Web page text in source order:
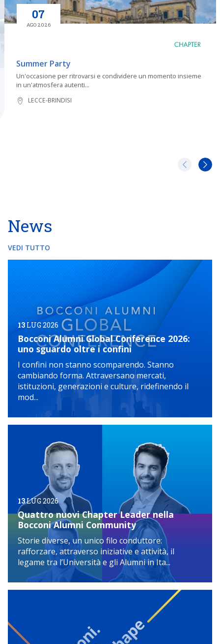
07
AGO 2026
Summer Party
Un'occasione per ritrovarsi e condividere un momento insieme
in un'atmosfera autenti...
LECCE-BRINDISI
News
VEDI TUTTO
13 LUG 2026
Bocconi Alumni Global Conference 2026:
uno sguardo oltre i confini
I confini non stanno scomparendo. Stanno
cambiando forma. Attraversano mercati,
istituzioni, generazioni e culture, ridefinendo il
mod...
13LUG 2026
Quattro nuovi Chapter Leader nella
Bocconi Alumni Community
Storie diverse, un unico filo conduttore:
rafforzare, attraverso iniziative e attività, il
legame tra l’Università e gli Alumni in Ita...